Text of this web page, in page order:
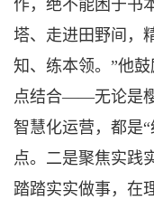
作，绝不能困于书
塔、走进田野间，
知、练本领。”他
点结合——无论是
智慧化运营，都是
点。二是聚焦实践
踏踏实实做事，在